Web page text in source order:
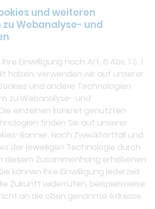
und weiteren
Webanalyse- und
Einwilligung nach Art. 6 Abs. 1 S. 1
haben, verwenden wir auf unserer
und andere Technologien
zu Webanalyse- und
einzelnen konkret genutzten
finden Sie auf unserer
Banner. Nach Zweckfortfall und
der jeweiligen Technologie durch
diesem Zusammenhang erhobenen
können Ihre Einwilligung jederzeit
Zukunft widerrufen, beispielsweise
an die oben genannte Adresse.